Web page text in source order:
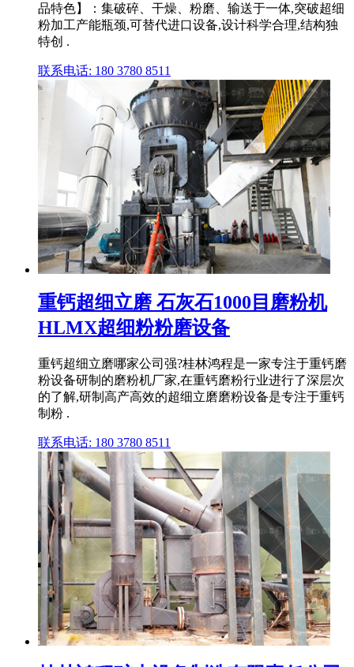
品特色】：集破碎、干燥、粉磨、输送于一体,突破超细
粉加工产能瓶颈,可替代进口设备,设计科学合理,结构独
特创 .
联系电话: 180 3780 8511
重钙超细立磨 石灰石1000目磨粉机
HLMX超细粉粉磨设备
重钙超细立磨哪家公司强?桂林鸿程是一家专注于重钙磨
粉设备研制的磨粉机厂家,在重钙磨粉行业进行了深层次
的了解,研制高产高效的超细立磨磨粉设备是专注于重钙
制粉 .
联系电话: 180 3780 8511